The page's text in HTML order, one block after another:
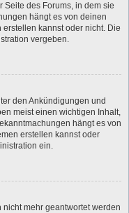
des Forums, in dem sie
hängt es von deinen
kannst oder nicht. Die
vergeben.
den Ankündigungen und
meist einen wichtigen Inhalt,
hängt es von
erstellen kannst oder
ein.
mehr geantwortet werden